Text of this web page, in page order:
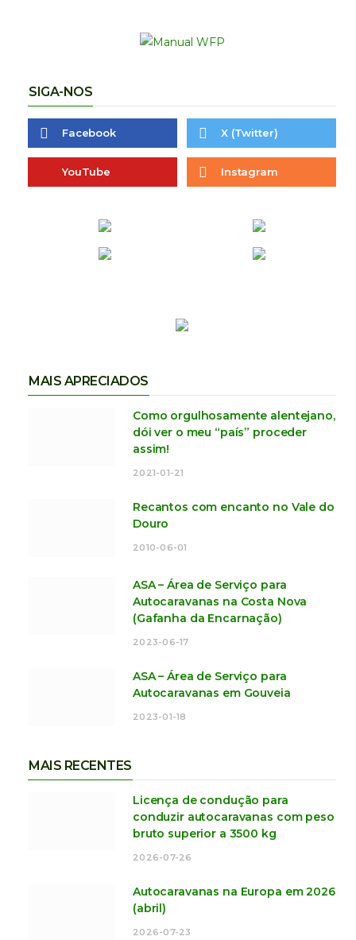
SIGA-NOS
Facebook X (Twitter)
YouTube Instagram
MAIS APRECIADOS
Como orgulhosamente alentejano,
dói ver o meu “país” proceder
assim!
2021-01-21
Recantos com encanto no Vale do
Douro
2010-06-01
ASA – Área de Serviço para
Autocaravanas na Costa Nova
(Gafanha da Encarnação)
2023-06-17
ASA – Área de Serviço para
Autocaravanas em Gouveia
2023-01-18
MAIS RECENTES
Licença de condução para
conduzir autocaravanas com peso
bruto superior a 3500 kg
2026-07-26
Autocaravanas na Europa em 2026
(abril)
2026-07-23